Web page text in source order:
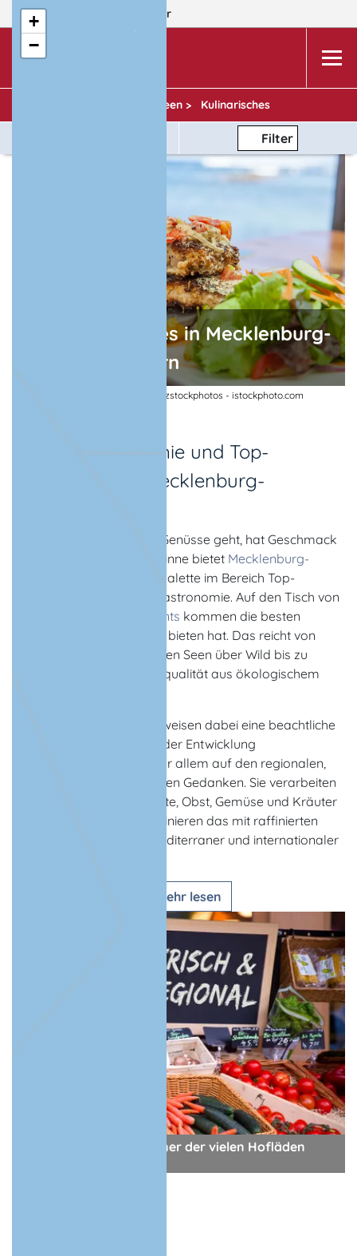
Dein Reiseziel: Wismar
Urlaubsideen > Kulinarisches
Filter
Kulinarisches in Mecklenburg-
Vorpommern
Gegrillter Fisch an der Ostsee | © zstockphotos - istockphoto.com
Spitzengastronomie und Top-
Restaurants in Mecklenburg-
Wenn es um kulinarische Genüsse geht, hat Geschmack
viele Facetten. In diesem Sinne bietet Mecklenburg-
eine breite Palette im Bereich Top-
Restaurants und Spitzengastronomie. Auf den Tisch von
Gaststätten und Restaurants kommen die besten
Produkte, die das Land zu bieten hat. Das reicht von
Fisch aus dem Meer und den Seen über Wild bis zu
Fleisch und Geflügel in Bioqualität aus ökologischem
Die Köche des Landes beweisen dabei eine beachtliche
Kreativität und setzen bei der Entwicklung
schmackhafter Speisen vor allem auf den regionalen,
saisonalen und nachhaltigen Gedanken. Sie verarbeiten
Fisch, Fleisch, Milchprodukte, Obst, Gemüse und Kräuter
aus der Region und kombinieren das mit raffinierten
Zutaten beispielsweise mediterraner und internationaler
mehr lesen
regionales Gemüse in einer der vielen Hofläden
+
−